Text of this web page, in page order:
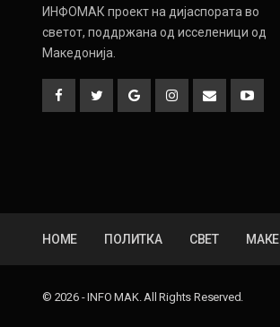
ИНФОМАК проект на дијаспората во
светот, поддржана од исселеници од
Македонија.
HOME ПОЛИТКА СВЕТ
© 2026 - INFO MAK. All Rights Reserved.